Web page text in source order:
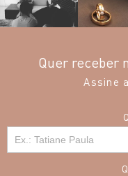
Quer receber
Assine